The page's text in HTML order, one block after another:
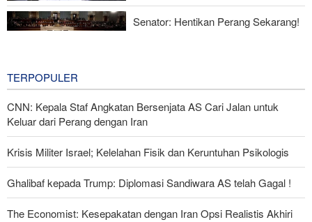
Melawan Zionis Urgen
Senator: Hentikan Perang Sekarang!
TERPOPULER
CNN: Kepala Staf Angkatan Bersenjata AS Cari Jalan untuk
Keluar dari Perang dengan Iran
Krisis Militer Israel; Kelelahan Fisik dan Keruntuhan Psikologis
Ghalibaf kepada Trump: Diplomasi Sandiwara AS telah Gagal !
The Economist: Kesepakatan dengan Iran Opsi Realistis Akhiri